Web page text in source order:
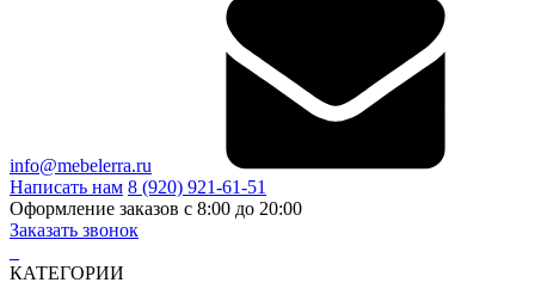
info@mebelerra.ru
Написать нам 8 (920) 921-61-51
Оформление заказов с 8:00 до 20:00
Заказать звонок
КАТЕГОРИИ